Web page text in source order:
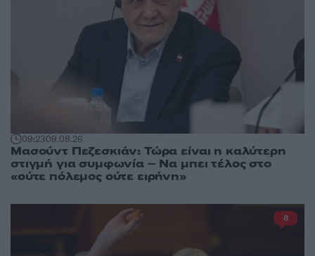
09:2309.08.26
Μασούντ Πεζεσκιάν: Τώρα είναι η καλύτερη
στιγμή για συμφωνία – Να μπει τέλος στο
«ούτε πόλεμος ούτε ειρήνη»
8